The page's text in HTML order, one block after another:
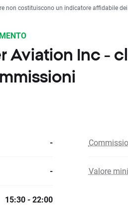
non costituiscono un indicatore affidabile
Aviation Inc -
-
- Valore
15:30 - 22:00